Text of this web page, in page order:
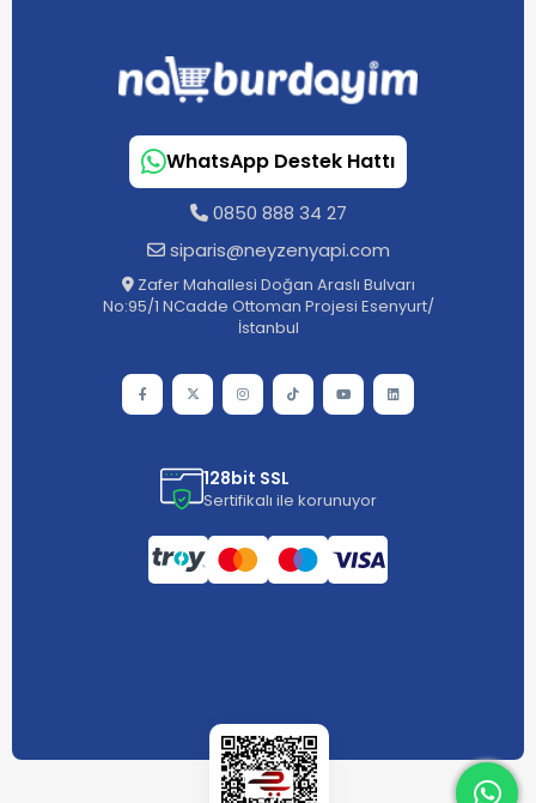
WhatsApp Destek Hattı
0850 888 34 27
siparis@neyzenyapi.com
Zafer Mahallesi Doğan Araslı Bulvarı
No:95/1 NCadde Ottoman Projesi Esenyurt/
İstanbul
128bit SSL
Sertifikalı ile korunuyor